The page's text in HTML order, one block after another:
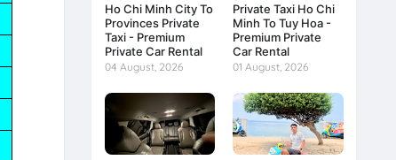
Ho Chi Minh City To
Provinces Private
Taxi - Premium
Private Car Rental
04 August, 2026
Private Taxi Ho Chi
Minh To Tuy Hoa -
Premium Private
Car Rental
01 August, 2026